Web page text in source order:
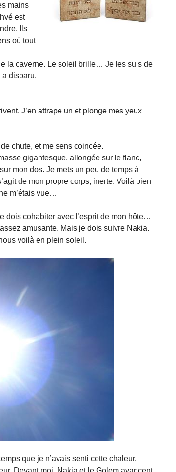
mains
est
Ils
où tout
la caverne. Le soleil brille… Je les suis de
a disparu.
J’en attrape un et plonge mes yeux
chute, et me sens coincée.
gigantesque, allongée sur le flanc,
mon dos. Je mets un peu de temps à
de mon propre corps, inerte. Voilà bien
m’étais vue…
dois cohabiter avec l’esprit de mon hôte…
amusante. Mais je dois suivre Nakia.
voilà en plein soleil.
que je n’avais senti cette chaleur.
Devant moi, Nakia et le Golem avancent,